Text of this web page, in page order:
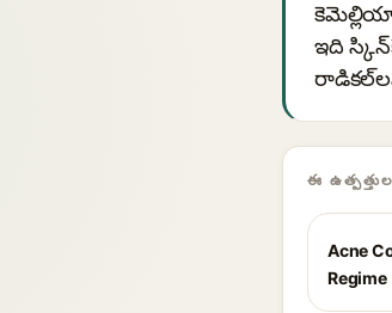
కెమెల్లియా
ఇది
ఈ
Acne
Regime